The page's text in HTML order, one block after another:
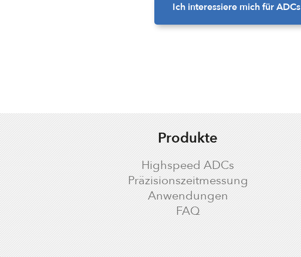
Ich interessiere mich für ADCs
Produkte
Highspeed ADCs
Präzisionszeitmessung
Anwendungen
FAQ